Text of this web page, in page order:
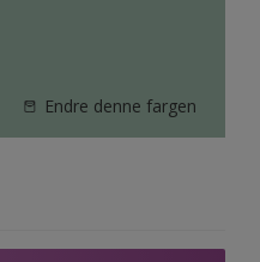
Endre denne fargen